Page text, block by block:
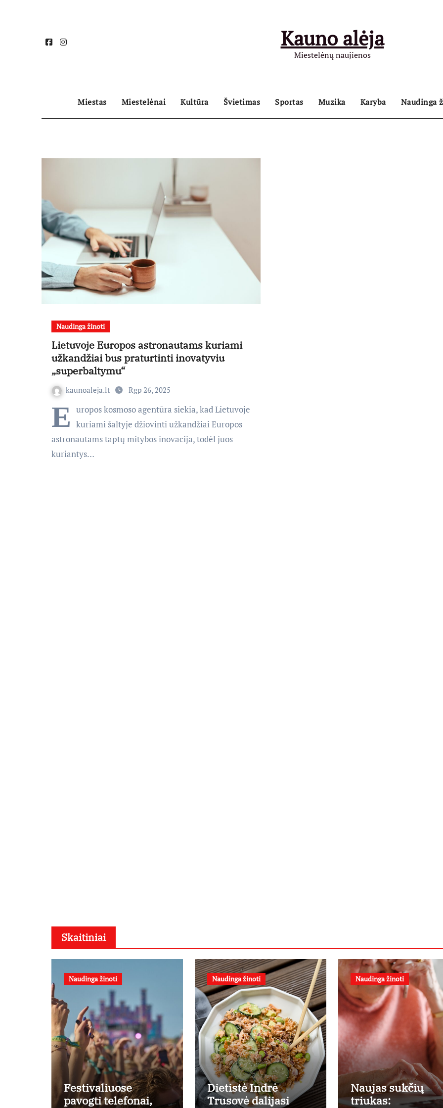
Kauno alėja
Miestelėnų naujienos
Miestas Miestelėnai Kultūra Švietimas Sportas Muzika Karyba Naudinga
Naudinga žinoti
Lietuvoje Europos astronautams kuriami
užkandžiai bus praturtinti inovatyviu
„superbaltymu“
kaunoaleja.lt Rgp 26, 2025
E uropos kosmoso agentūra siekia, kad Lietuvoje
kuriami šaltyje džiovinti užkandžiai Europos
astronautams taptų mitybos inovacija, todėl juos
kuriantys…
Skaitiniai
Naudinga žinoti
Festivaliuose
pavogti telefonai,
Naudinga žinoti
Dietistė Indrė
Trusovė dalijasi
Naudinga žinoti
Naujas sukčių
triukas: